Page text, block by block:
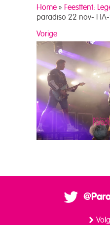
Home » Feesttent:
paradiso 22 nov-
Vorige